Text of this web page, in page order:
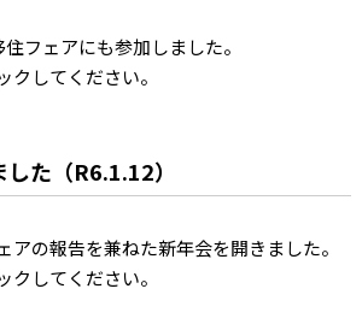
フェアにも参加しました。
クしてください。
た（R6.1.12）
アの報告を兼ねた新年会を開きました。
クしてください。